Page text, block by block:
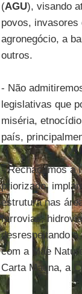
(AGU), visando
povos,
agronegócio, a
outros.
- Não
legislativas que
miséria,
país,
- Rechaçamos a
priorizado,
estrutura nas
ferrovias,
desrespeitando
com a Mãe
Carta Magna, a